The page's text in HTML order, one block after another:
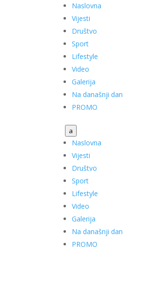
Naslovna
Vijesti
Društvo
Sport
Lifestyle
Video
Galerija
Na današnji dan
PROMO
a
Naslovna
Vijesti
Društvo
Sport
Lifestyle
Video
Galerija
Na današnji dan
PROMO